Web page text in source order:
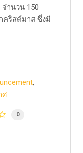
จำนวน 150
คริสต์มาส ซึ่งมี
ศ
0